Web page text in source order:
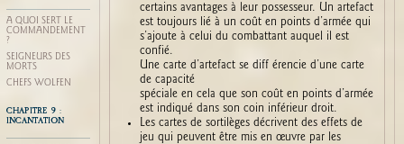
À QUOI SERT LE
COMMANDEMENT
?
SEIGNEURS DES
MORTS
CHEFS WOLFEN
CHAPITRE 9 :
INCANTATION
certains avantages à leur possesseur. Un artefact
est toujours lié à un coût en points d’armée qui
s’ajoute à celui du combattant auquel il est
confié.
Une carte d’artefact se diff érencie d’une carte
de capacité
spéciale en cela que son coût en points d’armée
est indiqué dans son coin inférieur droit.
Les cartes de sortilèges décrivent des effets de
jeu qui peuvent être mis en œuvre par les